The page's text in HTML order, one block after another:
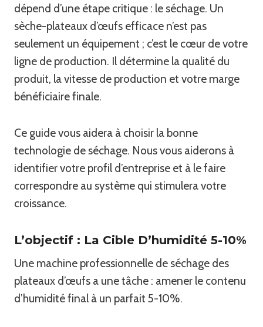
dépend d’une étape critique : le séchage. Un
sèche-plateaux d’œufs efficace n’est pas
seulement un équipement ; c’est le cœur de votre
ligne de production. Il détermine la qualité du
produit, la vitesse de production et votre marge
bénéficiaire finale.
Ce guide vous aidera à choisir la bonne
technologie de séchage. Nous vous aiderons à
identifier votre profil d’entreprise et à le faire
correspondre au système qui stimulera votre
croissance.
L’objectif : La Cible D’humidité 5-10%
Une machine professionnelle de séchage des
plateaux d’œufs a une tâche : amener le contenu
d’humidité final à un parfait 5-10%.